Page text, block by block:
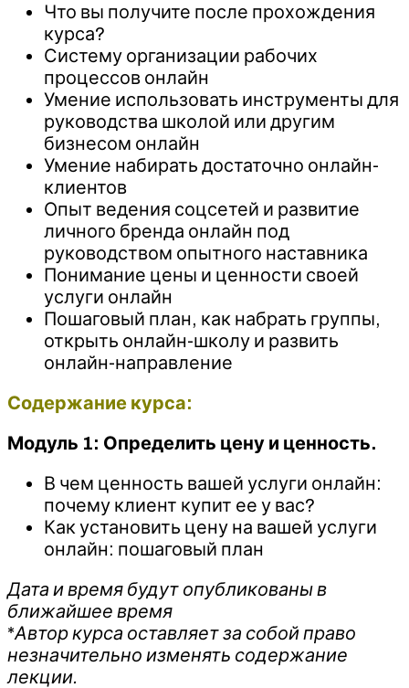
Что вы получите после прохождения
курса?
Систему организации рабочих
процессов онлайн
Умение использовать инструменты для
руководства школой или другим
бизнесом онлайн
Умение набирать достаточно онлайн-
клиентов
Опыт ведения соцсетей и развитие
личного бренда онлайн под
руководством опытного наставника
Понимание цены и ценности своей
услуги онлайн
Пошаговый план, как набрать группы,
открыть онлайн-школу и развить
онлайн-направление
Содержание курса:
Модуль 1: Определить цену и ценность.
В чем ценность вашей услуги онлайн:
почему клиент купит ее у вас?
Как установить цену на вашей услуги
онлайн: пошаговый план
Дата и время будут опубликованы в
ближайшее время
*Автор курса оставляет за собой право
незначительно изменять содержание
лекции.